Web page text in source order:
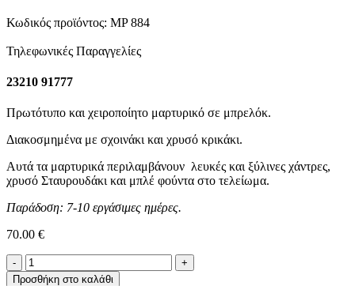
Κωδικός προϊόντος: MP 884
Τηλεφωνικές Παραγγελίες
23210 91777
Πρωτότυπο και χειροποίητο μαρτυρικό σε μπρελόκ.
Διακοσμημένα με σχοινάκι και χρυσό κρικάκι.
Αυτά τα μαρτυρικά περιλαμβάνουν λευκές και ξύλινες χάντρες,
χρυσό Σταυρουδάκι και μπλέ φούντα στο τελείωμα.
Παράδοση: 7-10 εργάσιμες ημέρες.
70.00 €
Μαρτυρικό
–
Προσθήκη στο καλάθι